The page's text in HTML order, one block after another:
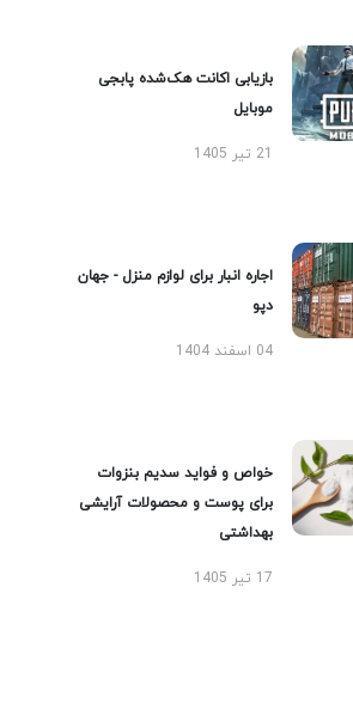
بازیابی اکانت هک‌شده پابجی
موبایل
21 تیر 1405
اجاره انبار برای لوازم منزل - جهان
دپو
04 اسفند 1404
خواص و فواید سدیم بنزوات
برای پوست و محصولات آرایشی
بهداشتی
17 تیر 1405